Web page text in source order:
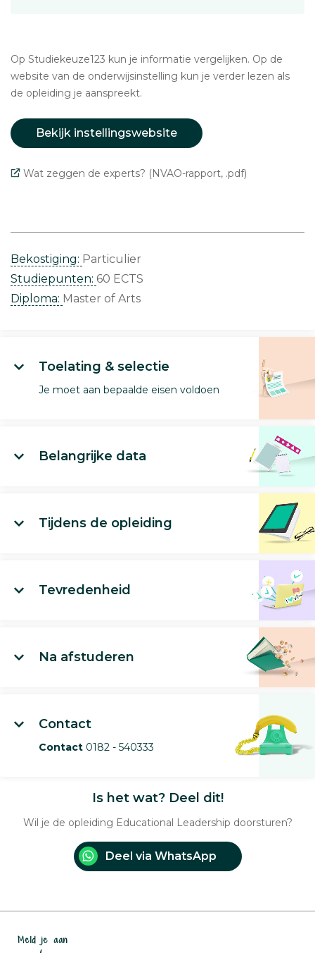
Op Studiekeuze123 kun je informatie vergelijken. Op de
website van de onderwijsinstelling kun je verder lezen als
de opleiding je aanspreekt.
Bekijk instellingswebsite
Wat zeggen de experts? (NVAO-rapport, .pdf)
Bekostiging: Particulier
Studiepunten: 60 ECTS
Diploma: Master of Arts
Toelating & selectie
Je moet aan bepaalde eisen voldoen
Belangrijke data
Tijdens de opleiding
Tevredenheid
Na afstuderen
Contact
Contact 0182 - 540333
Is het wat? Deel dit!
Wil je de opleiding Educational Leadership doorsturen?
Deel via WhatsApp
Meld je aan